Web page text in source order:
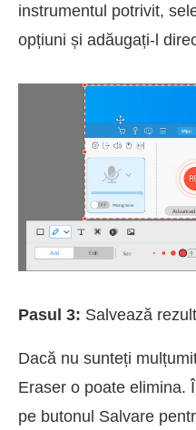
instrumentul potrivit,
opțiuni și adăugați-l
Pasul 3: Salvează
Dacă nu sunteți
Eraser o poate elimina.
pe butonul Salvare